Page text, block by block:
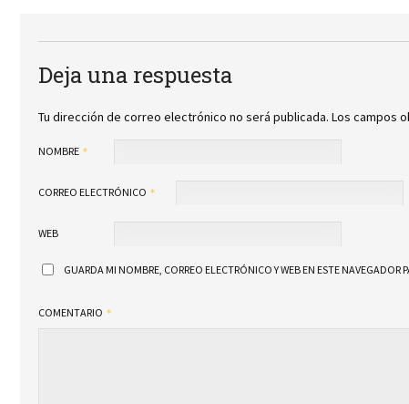
Deja una respuesta
Tu dirección de correo electrónico no será publicada. Los campos
NOMBRE
CORREO ELECTRÓNICO
WEB
GUARDA MI NOMBRE, CORREO ELECTRÓNICO Y WEB EN ESTE NAVEGADOR
COMENTARIO